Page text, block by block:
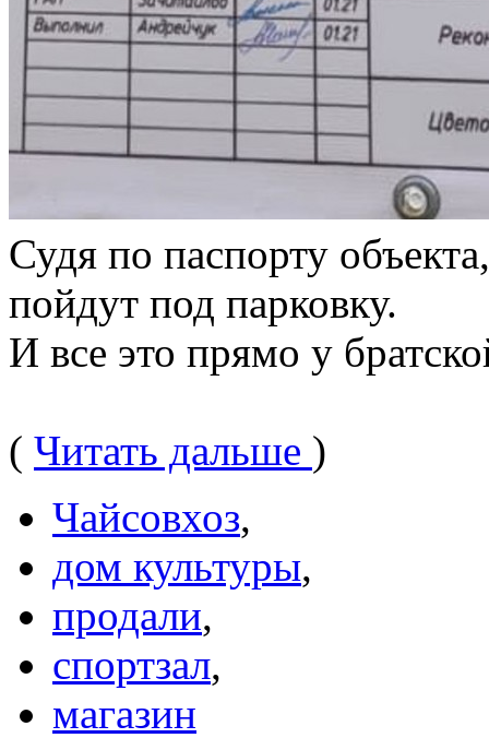
Судя по паспорту
пойдут под парковку.
И все это прямо у
( Читать дальше )
Чайсовхоз,
дом культуры,
продали,
спортзал,
магазин